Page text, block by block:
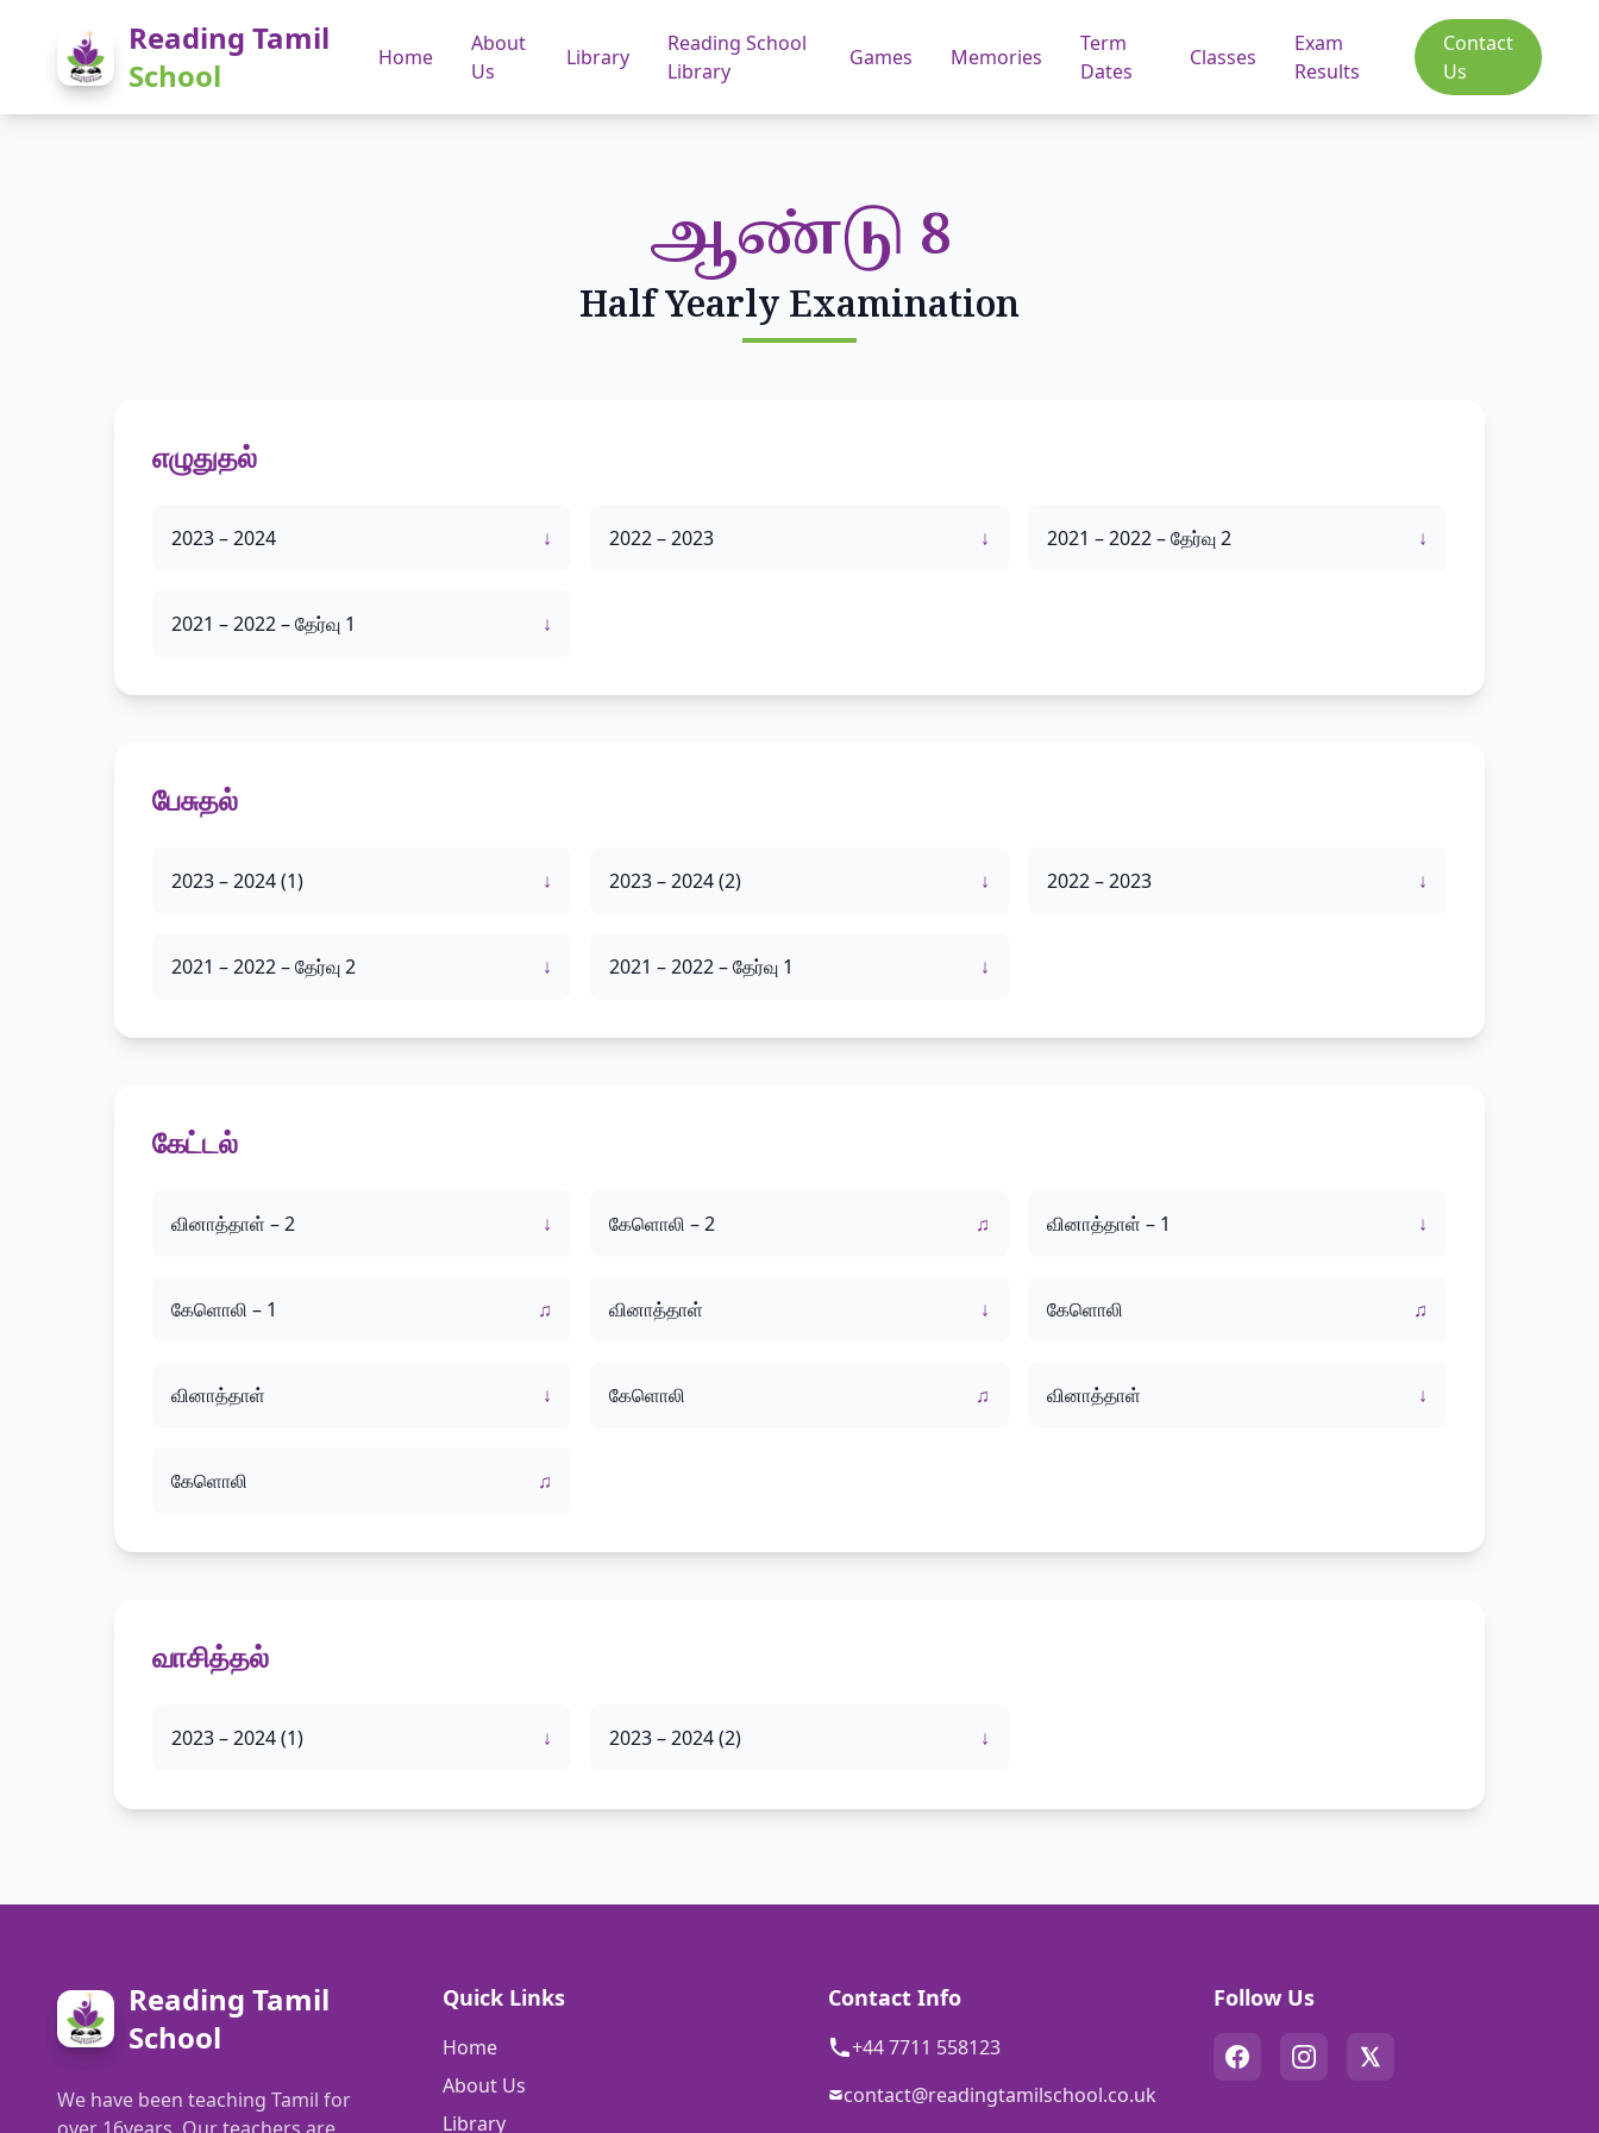
Reading Tamil
School
Home
About
Us
Library
Reading School
Library
Games Memories
Term
Dates
Classes
Exam
Results
Contact
Us
ஆண்டு 8
Half Yearly Examination
எழுதுதல்
2023 – 2024 ↓ 2022 – 2023 ↓ 2021 – 2022 – தேர்வு 2 ↓
2021 – 2022 – தேர்வு 1 ↓
பேசுதல்
2023 – 2024 (1) ↓ 2023 – 2024 (2) ↓ 2022 – 2023 ↓
2021 – 2022 – தேர்வு 2 ↓ 2021 – 2022 – தேர்வு 1 ↓
கேட்டல்
வினாத்தாள் – 2 ↓ கேளொலி – 2 ♫ வினாத்தாள் – 1 ↓
கேளொலி – 1 ♫ வினாத்தாள் ↓ கேளொலி ♫
வினாத்தாள் ↓ கேளொலி ♫ வினாத்தாள் ↓
கேளொலி ♫
வாசித்தல்
2023 – 2024 (1) ↓ 2023 – 2024 (2) ↓
Reading Tamil
School
We have been teaching Tamil for
Quick Links
Home
About Us
Library
Contact Info
+44 7711 558123
contact@readingtamilschool.co.uk
Follow Us